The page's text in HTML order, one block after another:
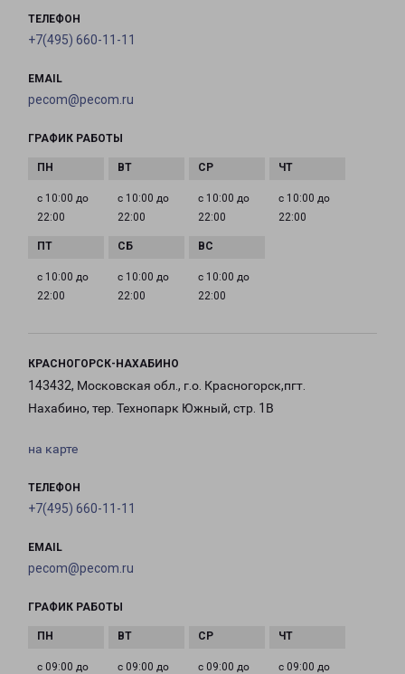
ТЕЛЕФОН
+7(495) 660-11-11
EMAIL
pecom@pecom.ru
ГРАФИК РАБОТЫ
с 10:00 до
22:00
с 10:00 до
22:00
с 10:00 до
22:00
с 10:00 до
22:00
с 10:00 до
22:00
с 10:00 до
22:00
с 10:00 до
22:00
КРАСНОГОРСК-НАХАБИНО
143432, Московская обл., г.о. Красногорск,пгт.
Нахабино, тер. Технопарк Южный, стр. 1В
на карте
ТЕЛЕФОН
+7(495) 660-11-11
EMAIL
pecom@pecom.ru
ГРАФИК РАБОТЫ
с 09:00 до
с 09:00 до
с 09:00 до
с 09:00 до